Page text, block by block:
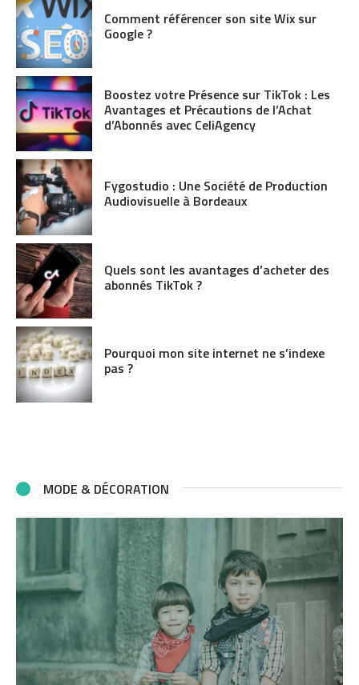
Comment référencer son site Wix sur
Google ?
Boostez votre Présence sur TikTok : Les
Avantages et Précautions de l’Achat
d’Abonnés avec CeliAgency
Fygostudio : Une Société de Production
Audiovisuelle à Bordeaux
Quels sont les avantages d’acheter des
abonnés TikTok ?
Pourquoi mon site internet ne s’indexe
pas ?
MODE & DÉCORATION